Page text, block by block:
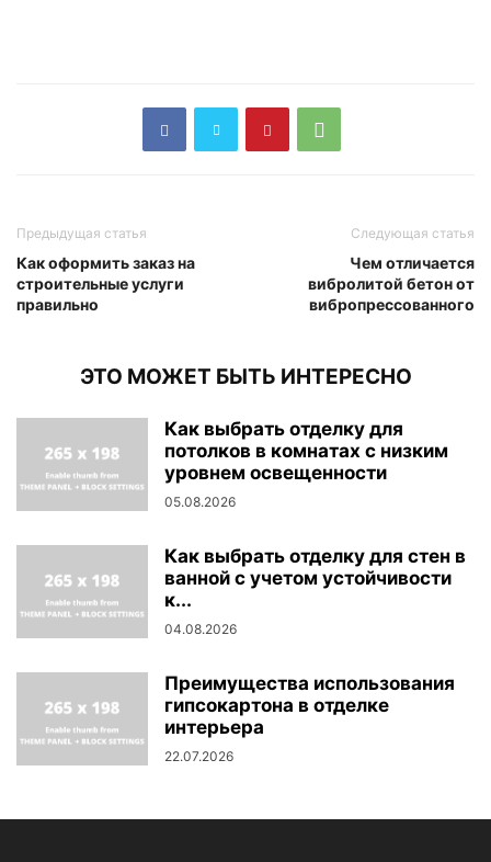
Предыдущая статья
Как оформить заказ на
строительные услуги
правильно
Следующая статья
Чем отличается
вибролитой бетон от
вибропрессованного
ЭТО МОЖЕТ БЫТЬ ИНТЕРЕСНО
Как выбрать отделку для
потолков в комнатах с низким
уровнем освещенности
05.08.2026
Как выбрать отделку для стен в
ванной с учетом устойчивости
к...
04.08.2026
Преимущества использования
гипсокартона в отделке
интерьера
22.07.2026